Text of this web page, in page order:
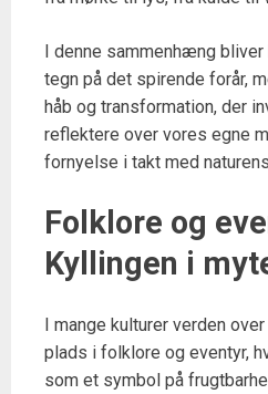
I denne sammenhæng
tegn på det spirende forår,
håb og transformation, der
reflektere over vores egne
fornyelse i takt med
Folklore og
Kyllingen i
I mange kulturer verden
plads i folklore og eventyr,
som et symbol på